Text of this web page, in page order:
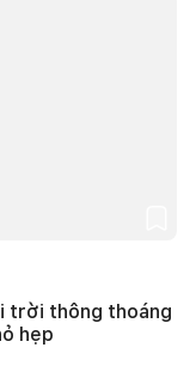
trời thông thoáng
hẹp